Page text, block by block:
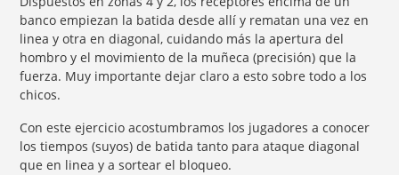
banco empiezan la batida desde allí y rematan una vez en
linea y otra en diagonal, cuidando más la apertura del
hombro y el movimiento de la muñeca (precisión) que la
fuerza. Muy importante dejar claro a esto sobre todo a los
chicos.
Con este ejercicio acostumbramos los jugadores a conocer
los tiempos (suyos) de batida tanto para ataque diagonal
que en linea y a sortear el bloqueo.